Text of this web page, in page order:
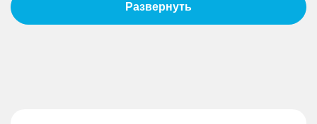
Пассивная безопасность